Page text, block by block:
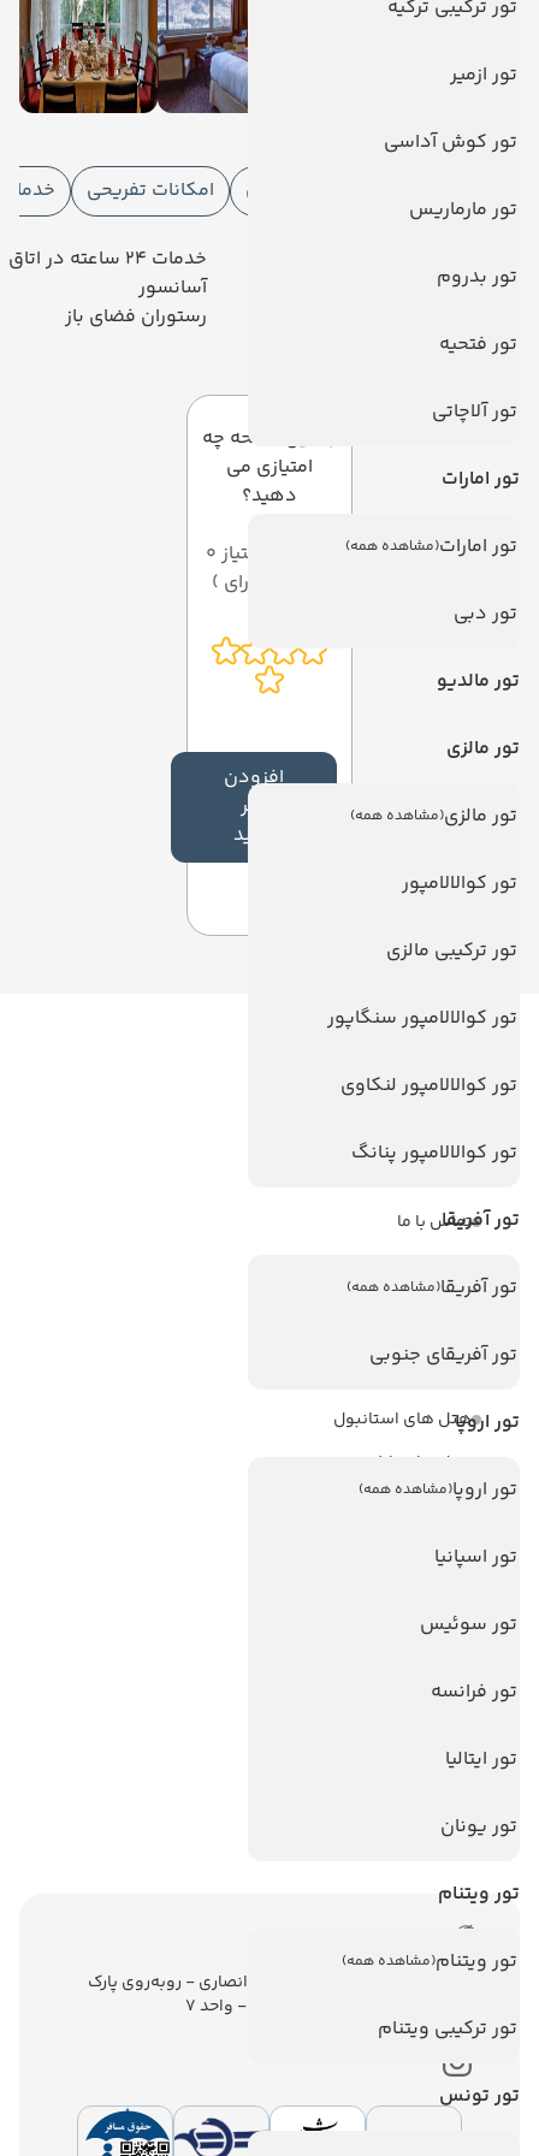
تور ترکیبی ترکیه
تور ازمیر
تور کوش آداسی
تور مارماریس
تور بدروم
تور فتحیه
تور آلاچاتی
تور امارات
تور امارات(مشاهده همه)
تور دبی
تور مالدیو
تور مالزی
تور مالزی(مشاهده همه)
تور کوالالامپور
تور ترکیبی مالزی
تور کوالالامپور سنگاپور
تور کوالالامپور لنکاوی
تور کوالالامپور پنانگ
تور آفریقا
تور آفریقا(مشاهده همه)
تور آفریقای جنوبی
تور اروپا
تور اروپا(مشاهده همه)
تور اسپانیا
تور سوئیس
تور فرانسه
تور ایتالیا
تور یونان
تور ویتنام
تور ویتنام(مشاهده همه)
تور ترکیبی ویتنام
تور تونس
امکانات هتل
امکانات ورزشی امکانات تفریحی خدمات
تلویزیون کابلی/ماهواره‌ای
خدمات 24 ساعته در اتاق
آسانسور
رستوران فضای باز
دیدگاه کاربران
به این صفحه چه
امتیازی می
دهید؟
میانگین امتیاز 0
افزودن
نظر
جدید
ویزا
تماس با ما
هتل های پر بازدید
هتل های استانبول
هتل های تایلند
هتل های اندونزی
هتل های سریلانکا
تورهای پربازدید
تور آنتالیا
تور پوکت
تور سریلانکا
تهران - ولیعصر - نبش کوچه انصاری - روبه‌روی پارک
ملت - برج ملت - طبقه ششم - واحد 7